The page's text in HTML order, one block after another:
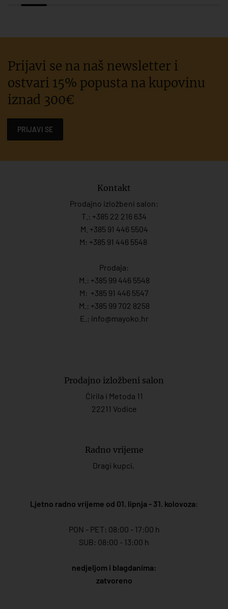
Prijavi se na naš newsletter i
ostvari 15% popusta na kupovinu
iznad 300€
PRIJAVI SE
Kontakt
Prodajno izložbeni salon:
T.: +385 22 216 634
M. +385 91 446 5504
M: +385 91 446 5548
Prodaja:
M.: +385 99 446 5548
M: +385 91 446 5547
M.: +385 99 702 8258
E.: info@mayoko. hr
Prodajno izložbeni salon
Ćirila i Metoda 11
22211 Vodice
Radno vrijeme
Dragi kupci,
Ljetno radno vrijeme od 01. lipnja - 31. kolovoza:
PON - PET: 08:00 - 17:00 h
SUB: 08:00 - 13:00 h
nedjeljom i blagdanima:
zatvoreno